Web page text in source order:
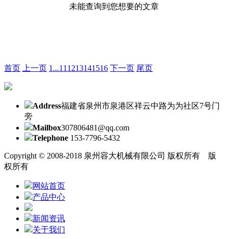
未能查询到您想要的文章
首页 上一页 1...111213141516 下一页 尾页
Address福建省泉州市泉港区祥云中路为为社区7号门
旁
Mailbox307806481@qq.com
Telephone 153-7796-5432
Copyright © 2008-2018 泉州容大机械有限公司 版权所有 版
权所有
网站首页
产品中心
新闻资讯
关于我们